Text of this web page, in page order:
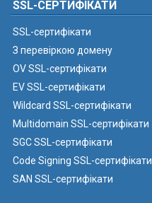
SSL-СЕРТИФІКАТИ
SSL-сертифікати
З перевіркою домену
OV SSL-сертифікати
EV SSL-сертифікати
Wildcard SSL-сертифікати
Multidomain SSL-сертифікати
SGC SSL-сертифікати
Code Signing SSL-сертифікати
SAN SSL-сертифікати